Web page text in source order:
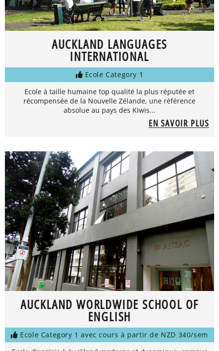
AUCKLAND LANGUAGES
INTERNATIONAL
Ecole Category 1
Ecole à taille humaine top qualité la plus réputée et
récompensée de la Nouvelle Zélande, une référence
absolue au pays des Kiwis...
EN SAVOIR PLUS
AUCKLAND WORLDWIDE SCHOOL OF
ENGLISH
Ecole Category 1 avec cours à partir de NZD 340/sem